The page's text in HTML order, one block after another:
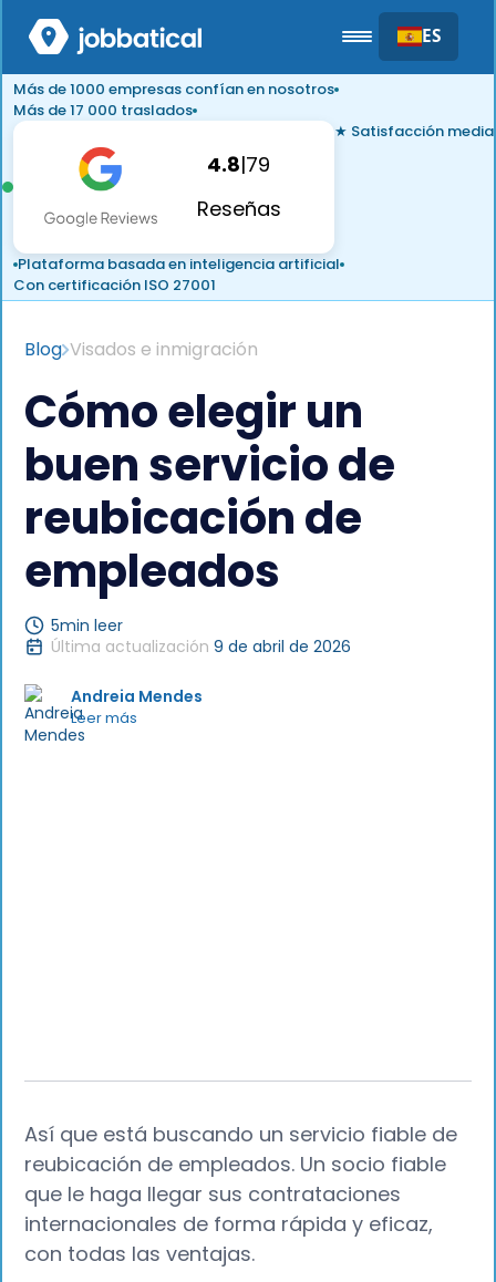
ES
Más de 1000 empresas confían en nosotros
Más de 17 000 traslados
4.8|79
Reseñas
★ Satisfacción media
Plataforma basada en inteligencia artificial
Con certificación ISO 27001
Blog Visados e inmigración
Cómo elegir un
buen servicio de
reubicación de
empleados
5min leer
Última actualización 9 de abril de 2026
Andreia Mendes
Leer más
Así que está buscando un servicio fiable de
reubicación de empleados. Un socio fiable
que le haga llegar sus contrataciones
internacionales de forma rápida y eficaz,
con todas las ventajas.